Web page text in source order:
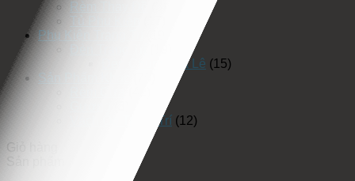
Phụ Kiện Trang Trí
Đèn Chùm Pha Lê (15)
Vách Ốp Trang Trí (12)
Giỏ hàng
Sản phẩm